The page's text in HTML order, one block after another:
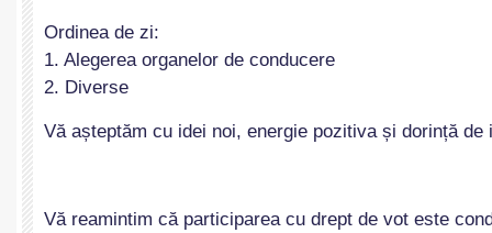
Ordinea de zi:
1. Alegerea organelor de conducere
2. Diverse
Vă așteptăm cu idei noi, energie pozitiva și dorință de
Vă reamintim că participarea cu drept de vot este